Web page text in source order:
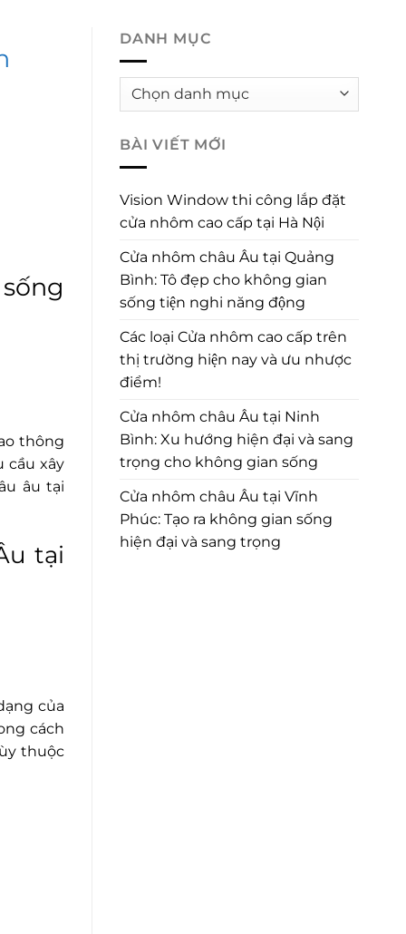
thông
cầu xây
âu tại
tại
của
cách
thuộc
DANH MỤC
Danh
BÀI VIẾT MỚI
Vision Window thi công lắp đặt
cửa nhôm cao cấp tại Hà Nội
Cửa nhôm châu Âu tại Quảng
Bình: Tô đẹp cho không gian
sống tiện nghi năng động
Các loại Cửa nhôm cao cấp trên
thị trường hiện nay và ưu nhược
điểm!
Cửa nhôm châu Âu tại Ninh
Bình: Xu hướng hiện đại và sang
trọng cho không gian sống
Cửa nhôm châu Âu tại Vĩnh
Phúc: Tạo ra không gian sống
hiện đại và sang trọng